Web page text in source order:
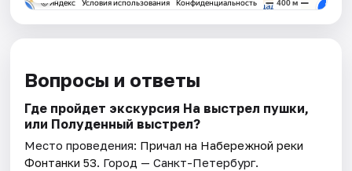
Вопросы и ответы
Где пройдет экскурсия На выстрел пушки,
или Полуденный выстрел?
Место проведения: Причал на Набережной реки
Фонтанки 53. Город — Санкт-Петербург.